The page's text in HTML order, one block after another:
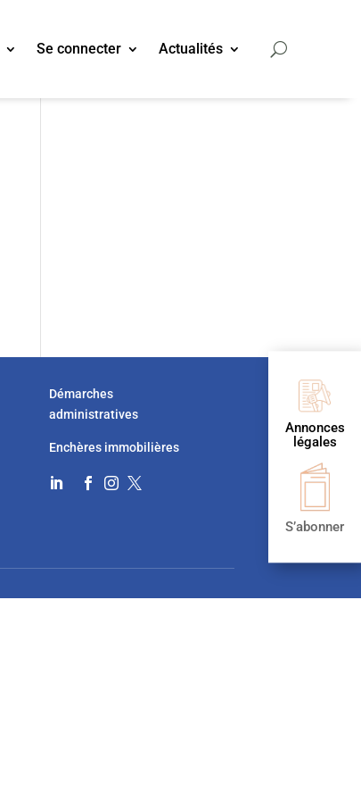
Se connecter Actualités
Annonces
légales
S’abonner
Démarches
administratives
Enchères immobilières
   